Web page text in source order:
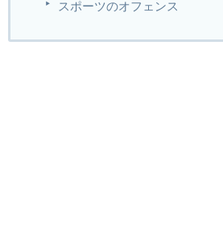
スポーツのオフェンス